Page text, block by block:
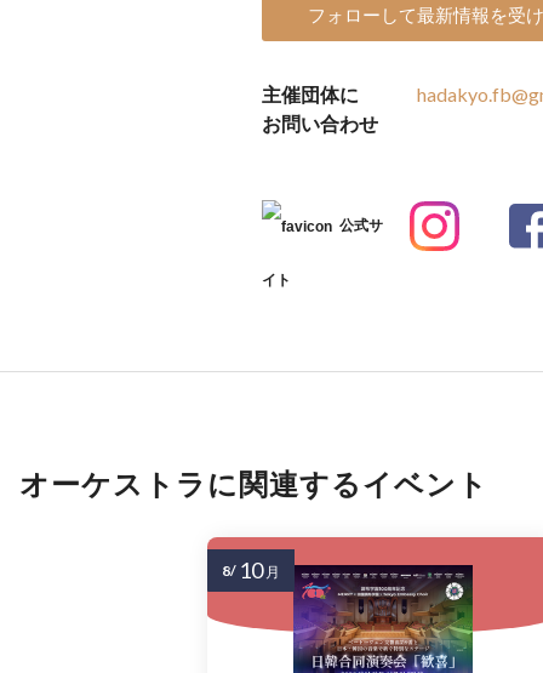
フォローして最新情報を受
主催団体に
お問い合わせ
公式サ
イト
オーケストラに関連するイベント
8/ 10 月